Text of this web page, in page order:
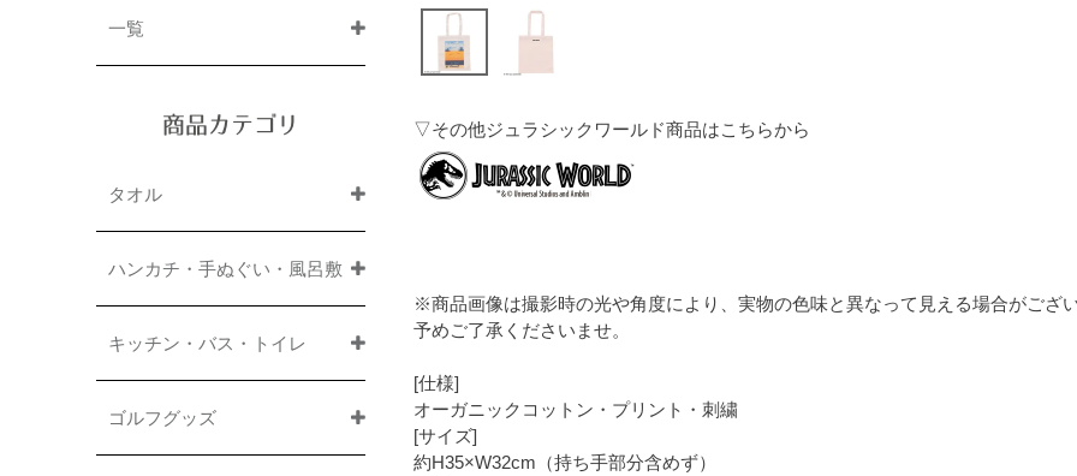
一覧
商品カテゴリ
タオル
ハンカチ・手ぬぐい・風呂敷
キッチン・バス・トイレ
ゴルフグッズ
▽その他ジュラシックワールド商品はこちらから
※商品画像は撮影時の光や角度により、実物の色味と異なって見える場合がござ
予めご了承くださいませ。
[仕様]
オーガニックコットン・プリント・刺繍
[サイズ]
約H35×W32cm（持ち手部分含めず）